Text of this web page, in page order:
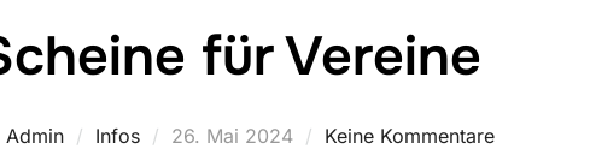
für Vereine
Admin Infos Veröffentlicht
26. Mai 2024 Keine Kommentare